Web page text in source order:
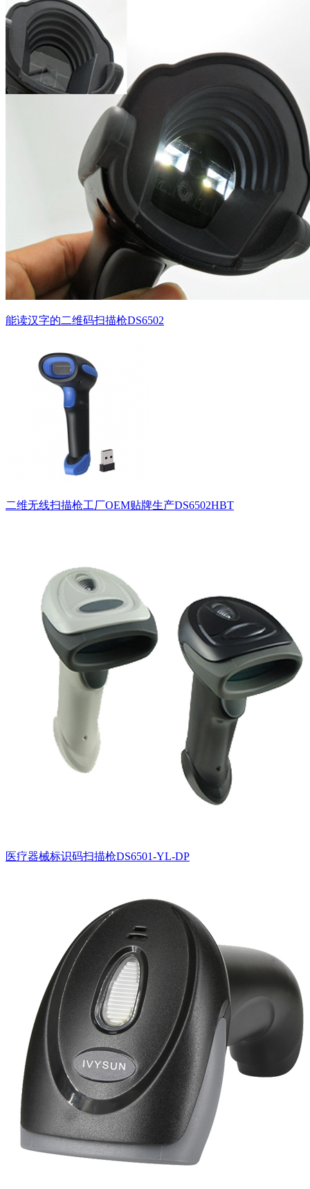
能读汉字的二维码扫描枪DS6502
二维无线扫描枪工厂OEM贴牌生产DS6502HBT
医疗器械标识码扫描枪DS6501-YL-DP